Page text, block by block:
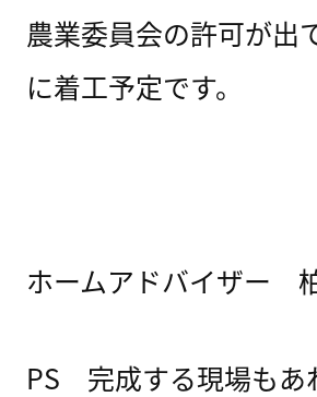
農業委員会の許可が出
に着工予定です。
ホームアドバイザー
PS 完成する現場もあ